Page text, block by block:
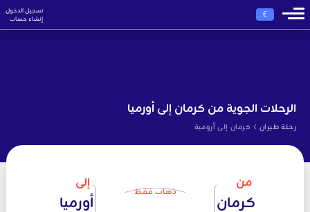
€
تسجيل الدخول
إنشاء حساب
الرحلات الجوية من كرمان إلى أورميا
رحلة طيران › كرمان إلى أرومية
من
كرمان ذهاب فقط
إلى
أورميا